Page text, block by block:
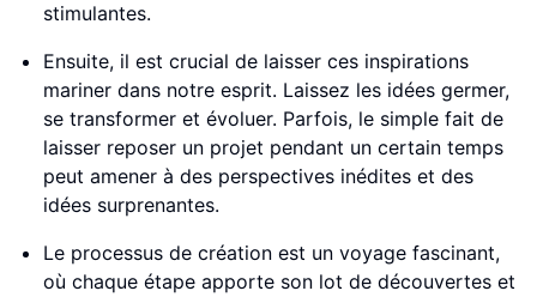
stimulantes.
Ensuite, il est crucial de laisser ces inspirations
mariner dans notre esprit. Laissez les idées germer,
se transformer et évoluer. Parfois, le simple fait de
laisser reposer un projet pendant un certain temps
peut amener à des perspectives inédites et des
idées surprenantes.
Le processus de création est un voyage fascinant,
où chaque étape apporte son lot de découvertes et